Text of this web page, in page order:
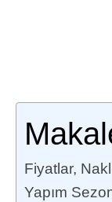
Fiyatlar,
Yapım